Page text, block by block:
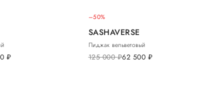
руб.
–50%
SASHAVERSE
Пиджак вельветовый
125 000руб.62 500 руб.